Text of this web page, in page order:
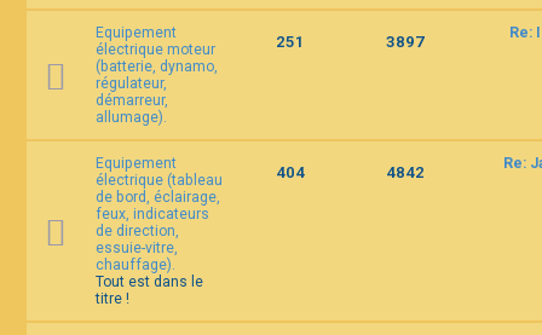
Equipement
électrique moteur
(batterie, dynamo,
régulateur,
démarreur,
allumage).
251 3897 Re:
Equipement
électrique (tableau
de bord, éclairage,
feux, indicateurs
de direction,
essuie-vitre,
chauffage).
Tout est dans le
titre !
404 4842 Re: